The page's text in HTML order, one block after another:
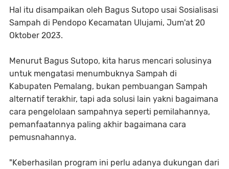
Hal itu disampaikan oleh Bagus Sutopo usai Sosialisasi
Sampah di Pendopo Kecamatan Ulujami, Jum'at 20
Oktober 2023.
Menurut Bagus Sutopo, kita harus mencari solusinya
untuk mengatasi menumbuknya Sampah di
Kabupaten Pemalang, bukan pembuangan Sampah
alternatif terakhir, tapi ada solusi lain yakni bagaimana
cara pengelolaan sampahnya seperti pemilahannya,
pemanfaatannya paling akhir bagaimana cara
pemusnahannya.
"Keberhasilan program ini perlu adanya dukungan dari